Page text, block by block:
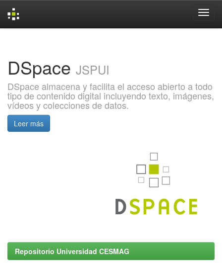
DSpace JSPUI
DSpace almacena y facilita el acceso abierto a todo
tipo de contenido digital incluyendo texto, imágenes,
vídeos y colecciones de datos.
Leer más
Repositorio Universidad CESMAG